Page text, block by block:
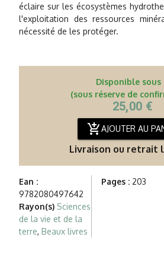
éclaire sur les écosystèmes
l'exploitation des ressources
nécessité de les protéger.
Disponible sous
(sous réserve de
25,00 €
add_shopping_cartAJOUTER AU
Livraison ou retrait
Ean :
9782080497642
Rayon(s) Sciences
de la vie et de la
terre, Beaux livres
Pages :203